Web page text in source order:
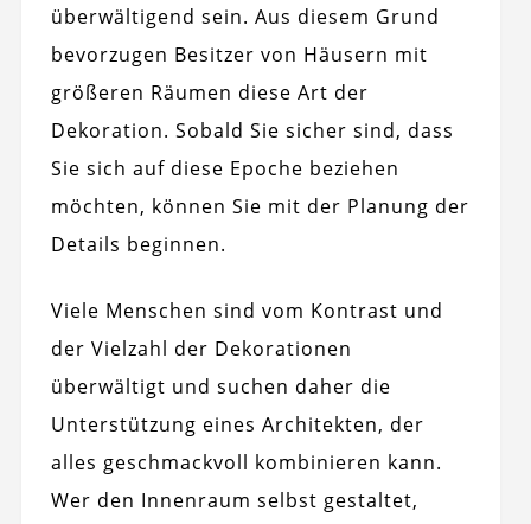
überwältigend sein. Aus diesem Grund
bevorzugen Besitzer von Häusern mit
größeren Räumen diese Art der
Dekoration. Sobald Sie sicher sind, dass
Sie sich auf diese Epoche beziehen
möchten, können Sie mit der Planung der
Details beginnen.
Viele Menschen sind vom Kontrast und
der Vielzahl der Dekorationen
überwältigt und suchen daher die
Unterstützung eines Architekten, der
alles geschmackvoll kombinieren kann.
Wer den Innenraum selbst gestaltet,